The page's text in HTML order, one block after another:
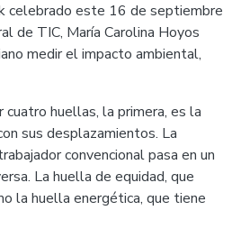
celebrado este 16 de septiembre
de TIC, María Carolina Hoyos
medir el impacto ambiental,
cuatro huellas, la primera, es la
sus desplazamientos. La
convencional pasa en un
La huella de equidad, que
la huella energética, que tiene